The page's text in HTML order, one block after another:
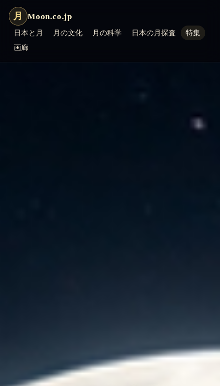
月 Moon.co.jp
日本と月 月の文化 月の科学 日本の月探査
特集
画廊